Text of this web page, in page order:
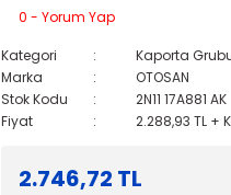
0 - Yorum Yap
Kategori Kaporta
Marka
OTOSAN
Stok Kodu
2N11 17A881 AK
Fiyat
2.288,93 TL +
2.746,72 TL